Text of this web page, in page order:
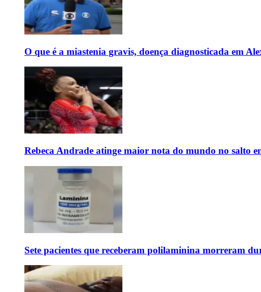
O que é a miastenia gravis, doença diagnosticada em
Rebeca Andrade atinge maior nota do mundo no salto
Sete pacientes que receberam polilaminina morreram